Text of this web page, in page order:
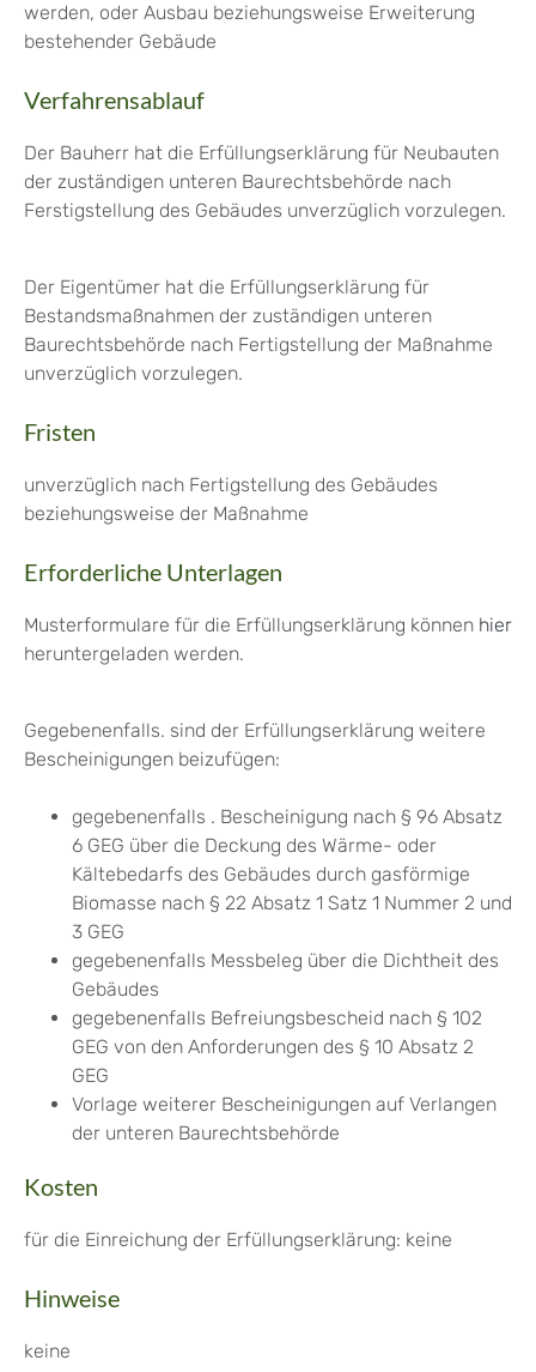
werden, oder Ausbau beziehungsweise Erweiterung
bestehender Gebäude
Verfahrensablauf
Der Bauherr hat die Erfüllungserklärung für Neubauten
der zuständigen unteren Baurechtsbehörde nach
Ferstigstellung des Gebäudes unverzüglich vorzulegen.
Der Eigentümer hat die Erfüllungserklärung für
Bestandsmaßnahmen der zuständigen unteren
Baurechtsbehörde nach Fertigstellung der Maßnahme
unverzüglich vorzulegen.
Fristen
unverzüglich nach Fertigstellung des Gebäudes
beziehungsweise der Maßnahme
Erforderliche Unterlagen
Musterformulare für die Erfüllungserklärung können hier
heruntergeladen werden.
Gegebenenfalls. sind der Erfüllungserklärung weitere
Bescheinigungen beizufügen:
gegebenenfalls . Bescheinigung nach § 96 Absatz
6 GEG über die Deckung des Wärme- oder
Kältebedarfs des Gebäudes durch gasförmige
Biomasse nach § 22 Absatz 1 Satz 1 Nummer 2 und
3 GEG
gegebenenfalls Messbeleg über die Dichtheit des
Gebäudes
gegebenenfalls Befreiungsbescheid nach § 102
GEG von den Anforderungen des § 10 Absatz 2
GEG
Vorlage weiterer Bescheinigungen auf Verlangen
der unteren Baurechtsbehörde
Kosten
für die Einreichung der Erfüllungserklärung: keine
Hinweise
keine